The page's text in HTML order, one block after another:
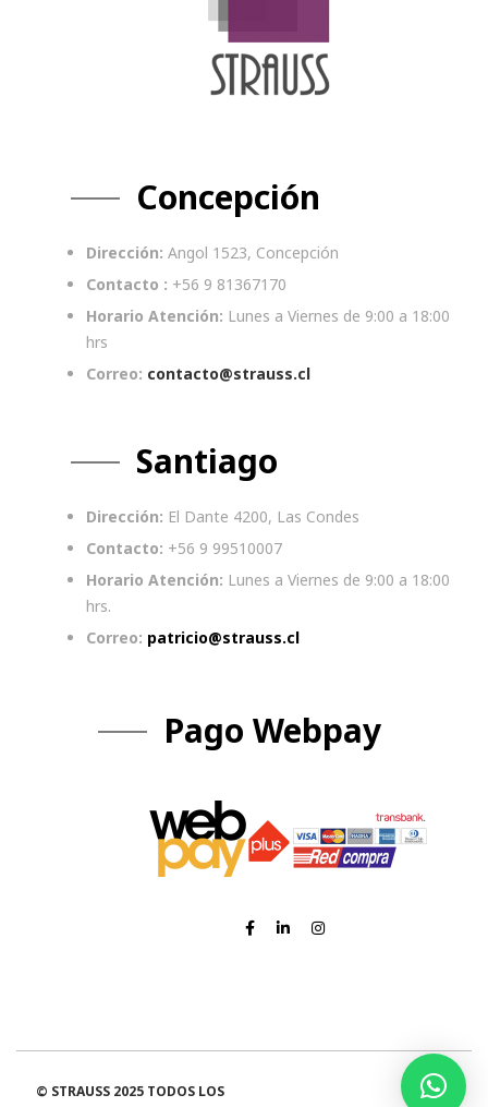
Concepción
Dirección: Angol 1523, Concepción
Contacto : +56 9 81367170
Horario Atención: Lunes a Viernes de 9:00 a 18:00
hrs
Correo: contacto@strauss.cl
Santiago
Dirección: El Dante 4200, Las Condes
Contacto: +56 9 99510007
Horario Atención: Lunes a Viernes de 9:00 a 18:00
hrs.
Correo: patricio@strauss.cl
Pago Webpay
© STRAUSS 2025 TODOS LOS